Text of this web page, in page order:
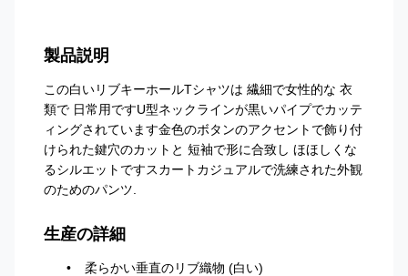
製品説明
この白いリブキーホールTシャツは 繊細で女性的な 衣
類で 日常用ですU型ネックラインが黒いパイプでカッテ
ィングされています金色のボタンのアクセントで飾り付
けられた鍵穴のカットと 短袖で形に合致し ほほしくな
るシルエットですスカートカジュアルで洗練された外観
のためのパンツ.
生産の詳細
柔らかい垂直のリブ織物 (白い)